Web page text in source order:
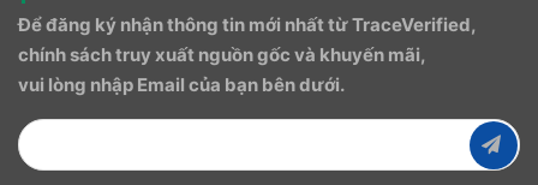
Để đăng ký nhận thông tin mới nhất từ ​​TraceVerified,
chính sách truy xuất nguồn gốc và khuyến mãi,
vui lòng nhập Email của bạn bên dưới.